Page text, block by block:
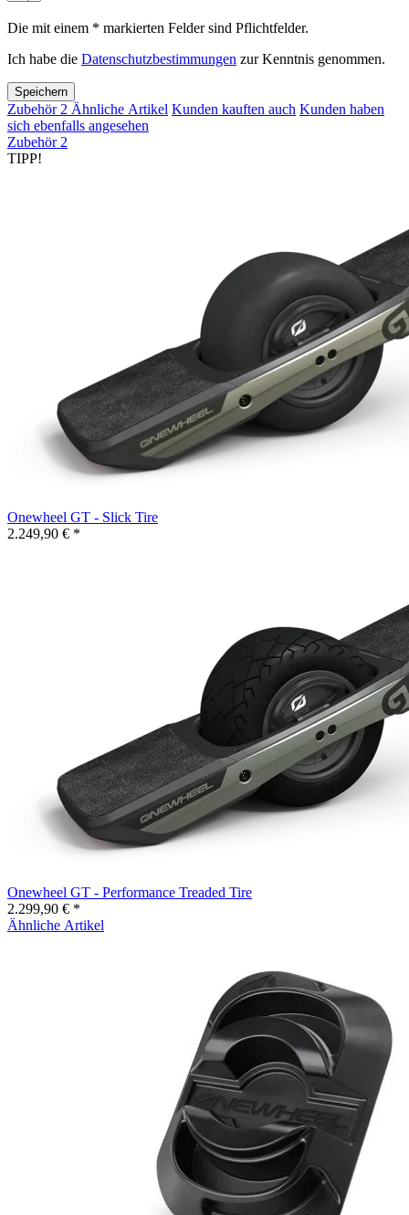
Die mit einem * markierten Felder sind Pflichtfelder.
Ich habe die Datenschutzbestimmungen zur Kenntnis genommen.
Speichern
Zubehör 2 Ähnliche Artikel Kunden kauften auch Kunden haben
sich ebenfalls angesehen
Zubehör 2
TIPP!
Onewheel GT - Slick Tire
2.249,90 € *
Onewheel GT - Performance Treaded Tire
2.299,90 € *
Ähnliche Artikel